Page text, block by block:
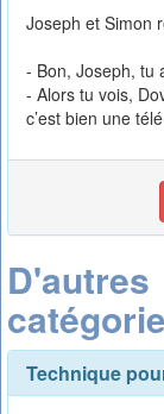
Joseph et Simon
- Bon, Joseph, tu
- Alors tu vois,
c’est bien une
Technique